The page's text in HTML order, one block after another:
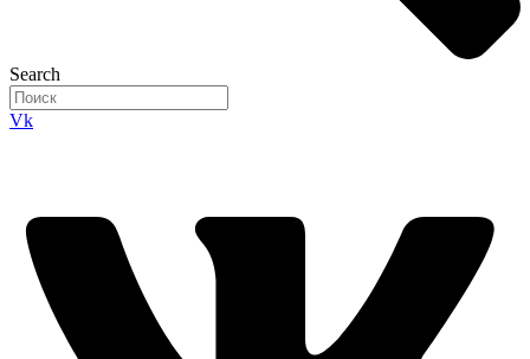
Search
Vk